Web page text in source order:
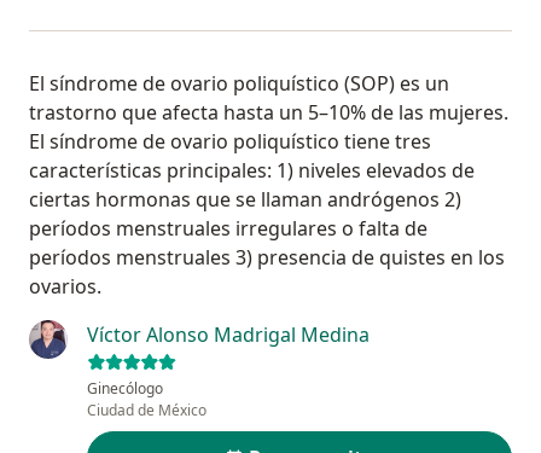
El síndrome de ovario poliquístico (SOP) es un
trastorno que afecta hasta un 5–10% de las mujeres.
El síndrome de ovario poliquístico tiene tres
características principales: 1) niveles elevados de
ciertas hormonas que se llaman andrógenos 2)
períodos menstruales irregulares o falta de
períodos menstruales 3) presencia de quistes en los
ovarios.
Víctor Alonso Madrigal Medina
Ginecólogo
Ciudad de México